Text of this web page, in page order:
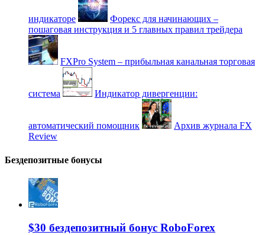
индикаторе
Форекс для начинающих –
пошаговая инструкция и 5 главных правил трейдера
FXPro System – прибыльная канальная торговая
система Индикатор дивергенции:
автоматический помощник
Архив журнала FX
Review
Бездепозитные бонусы
$30 бездепозитный бонус RoboForex